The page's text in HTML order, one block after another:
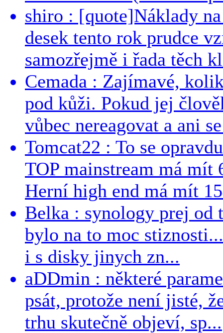
shiro : [quote]Náklady
desek tento rok prudce
samozřejmě i řada těch
Cemada : Zajímavé,
pod kůži. Pokud jej
vůbec nereagovat a ani
Tomcat22 : To se
TOP mainstream má
Herní high end má mít
Belka : synology prej od
bylo na to moc
i s disky jinych zn...
aDDmin : některé
psát, protože není jisté,
trhu skutečně objeví, sp...